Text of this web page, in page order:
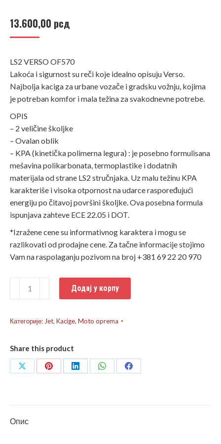
13.600,00 рсд
LS2 VERSO OF570
Lakoća i sigurnost su reči koje idealno opisuju Verso.
Najbolja kaciga za urbane vozače i gradsku vožnju, kojima
je potreban komfor i mala težina za svakodnevne potrebe.
OPIS
– 2 veličine školjke
– Ovalan oblik
– KPA (kinetička polimerna legura) : je posebno formulisana
mešavina polikarbonata, termoplastike i dodatnih
materijala od strane LS2 stručnjaka. Uz malu težinu KPA
karakteriše i visoka otpornost na udarce raspoređujući
energiju po čitavoj površini školjke. Ova posebna formula
ispunjava zahteve ECE 22.05 i DOT.
*Izražene cene su informativnog karaktera i mogu se
razlikovati od prodajne cene. Za tačne informacije stojimo
Vam na raspolaganju pozivom na broj +381 69 22 20 970
OF570
SPIN
narandžasta
количина
Додај у корпу
Категорије: Jet, Kacige, Moto oprema
Share this product
Share
Share
Share
Share
Share
Опис